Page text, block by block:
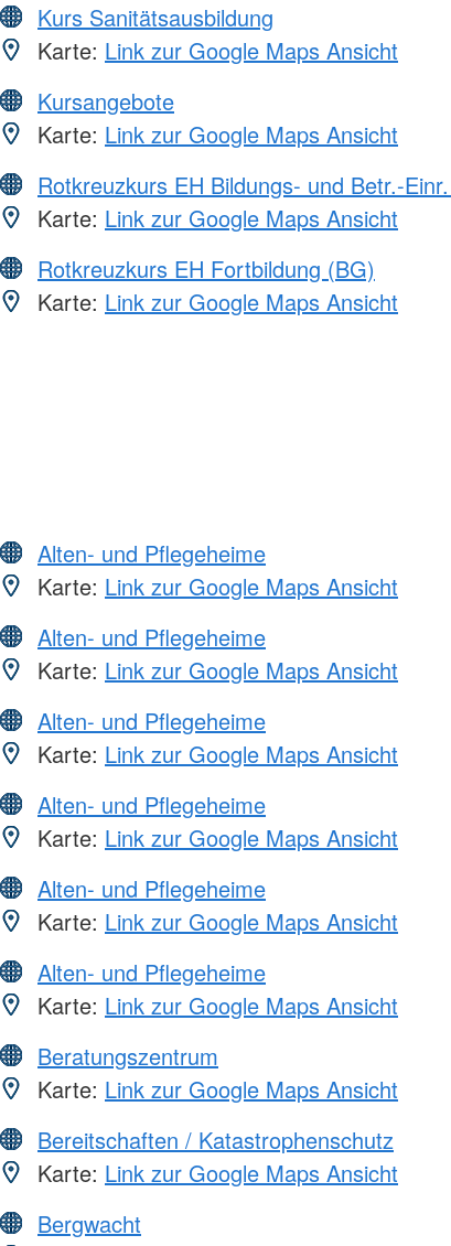
Kurs Sanitätsausbildung
Karte: Link zur Google Maps Ansicht
Kursangebote
Karte: Link zur Google Maps Ansicht
Rotkreuzkurs EH Bildungs- und Betr.-
Karte: Link zur Google Maps Ansicht
Rotkreuzkurs EH Fortbildung (BG)
Karte: Link zur Google Maps Ansicht
Alten- und Pflegeheime
Karte: Link zur Google Maps Ansicht
Alten- und Pflegeheime
Karte: Link zur Google Maps Ansicht
Alten- und Pflegeheime
Karte: Link zur Google Maps Ansicht
Alten- und Pflegeheime
Karte: Link zur Google Maps Ansicht
Alten- und Pflegeheime
Karte: Link zur Google Maps Ansicht
Alten- und Pflegeheime
Karte: Link zur Google Maps Ansicht
Beratungszentrum
Karte: Link zur Google Maps Ansicht
Bereitschaften / Katastrophenschutz
Karte: Link zur Google Maps Ansicht
Bergwacht